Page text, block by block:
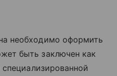
необходимо оформить
быть заключен как